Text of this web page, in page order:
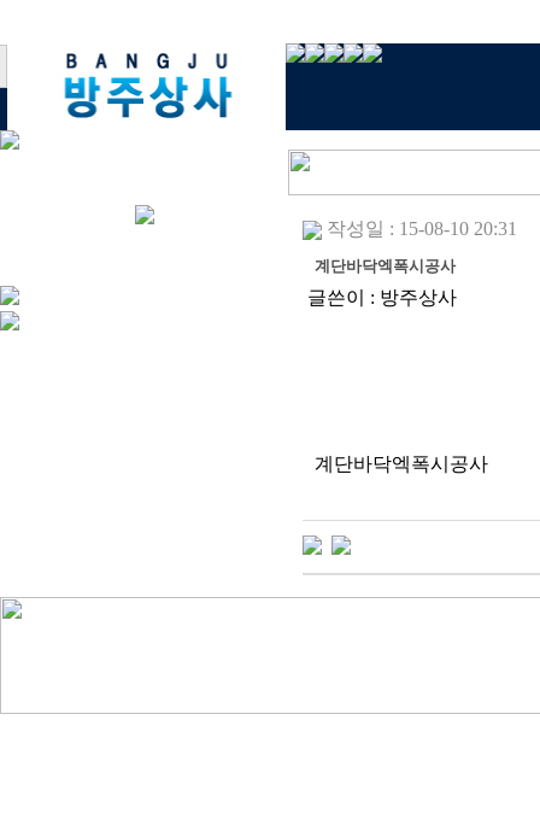
작성일 : 15-08-10 20:31
계단바닥엑폭시공사
글쓴이 : 방주상사
계단바닥엑폭시공사